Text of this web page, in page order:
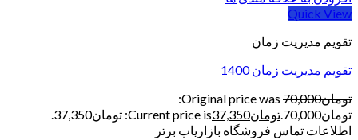
Quick View
تقویم مدیریت زمان
تقویم مدیریت زمان 1400
تومان70,000
Original price was:
تومان70,000.
تومان37,350Current price is: تومان37,350.
اطلاعات تماس فروشگاه بازاریاب برتر